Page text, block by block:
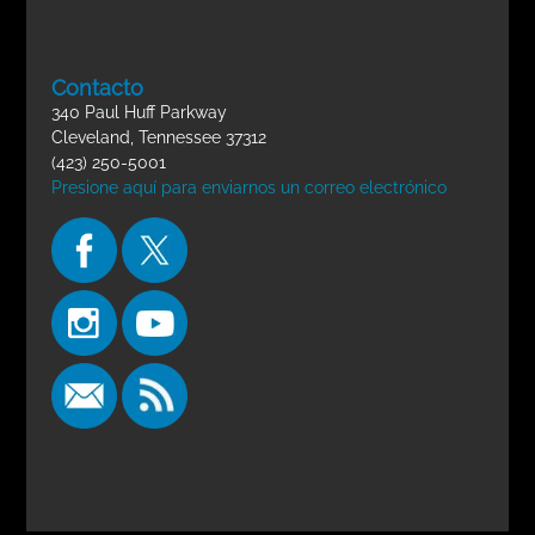
Contacto
340 Paul Huff Parkway
Cleveland, Tennessee 37312
(423) 250-5001
Presione aquí para enviarnos un correo electrónico